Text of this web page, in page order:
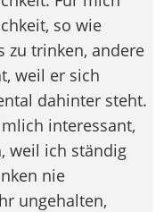
so wie
zu trinken, andere
weil er sich
dahinter steht.
interessant,
weil ich ständig
nie
ungehalten,